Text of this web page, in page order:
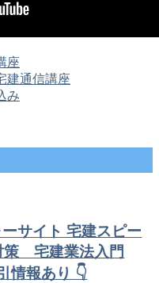
座
建通信講座
み
サイト 宅建スピー
策 宅建業法入門
報あり 👇